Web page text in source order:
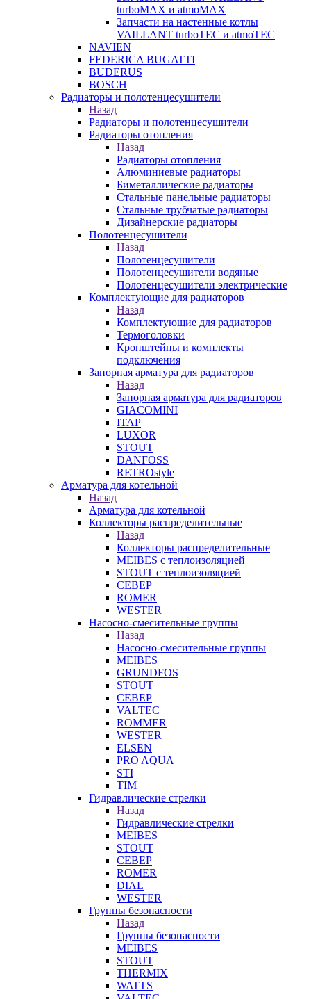
turboMAX и atmoMAX
Запчасти на настенные котлы
VAILLANT turboTEC и atmoTEC
NAVIEN
FEDERICA BUGATTI
BUDERUS
BOSCH
Радиаторы и полотенцесушители
Назад
Радиаторы и полотенцесушители
Радиаторы отопления
Назад
Радиаторы отопления
Алюминиевые радиаторы
Биметаллические радиаторы
Стальные панельные радиаторы
Стальные трубчатые радиаторы
Дизайнерские радиаторы
Полотенцесушители
Назад
Полотенцесушители
Полотенцесушители водяные
Полотенцесушители электрические
Комплектующие для радиаторов
Назад
Комплектующие для радиаторов
Термоголовки
Кронштейны и комплекты
подключения
Запорная арматура для радиаторов
Назад
Запорная арматура для радиаторов
GIACOMINI
ITAP
LUXOR
STOUT
DANFOSS
RETROstyle
Арматура для котельной
Назад
Арматура для котельной
Коллекторы распределительные
Назад
Коллекторы распределительные
MEIBES с теплоизоляцией
STOUT с теплоизоляцией
СЕВЕР
ROMER
WESTER
Насосно-смесительные группы
Назад
Насосно-смесительные группы
MEIBES
GRUNDFOS
STOUT
СЕВЕР
VALTEC
ROMMER
WESTER
ELSEN
PRO AQUA
STI
TIM
Гидравлические стрелки
Назад
Гидравлические стрелки
MEIBES
STOUT
СЕВЕР
ROMER
DIAL
WESTER
Группы безопасности
Назад
Группы безопасности
MEIBES
STOUT
THERMIX
WATTS